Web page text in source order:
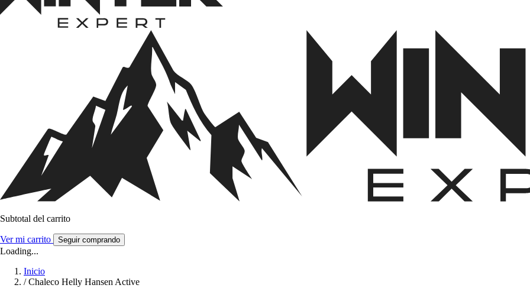
Subtotal del carrito
Ver mi carrito Seguir comprando
Loading...
Inicio
/ Chaleco Helly Hansen Active